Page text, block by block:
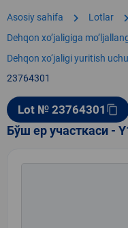
Asosiy sahifa chevron_right Lotlar chevron_right
Dehqon xoʼjaligiga
Dehqon xo‘jaligi yuritish
23764301
Lot № 23764301 content_copy
Бўш ер участкаси -